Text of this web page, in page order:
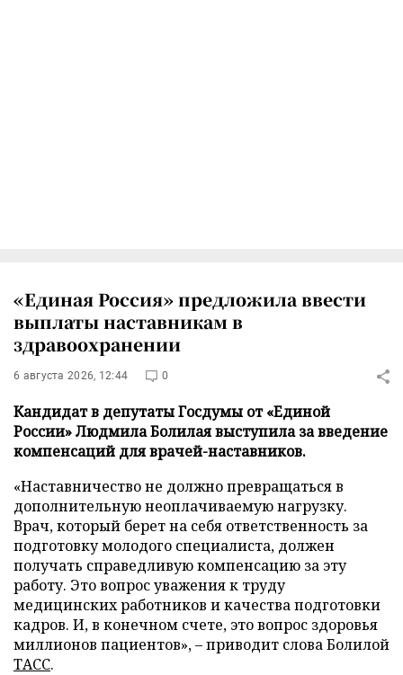
«Единая Россия» предложила ввести
выплаты наставникам в
здравоохранении
6 августа 2026, 12:44 0
Кандидат в депутаты Госдумы от «Единой
России» Людмила Болилая выступила за введение
компенсаций для врачей-наставников.
«Наставничество не должно превращаться в
дополнительную неоплачиваемую нагрузку.
Врач, который берет на себя ответственность за
подготовку молодого специалиста, должен
получать справедливую компенсацию за эту
работу. Это вопрос уважения к труду
медицинских работников и качества подготовки
кадров. И, в конечном счете, это вопрос здоровья
миллионов пациентов», – приводит слова Болилой
ТАСС.